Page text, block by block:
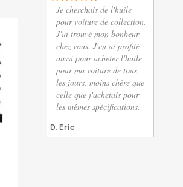
Je cherchais de l'huile
pour voiture de collection.
J'ai trouvé mon bonheur
chez vous. J'en ai profité
aussi pour acheter l'huile
pour ma voiture de tous
les jours, moins chère que
celle que j'achetais pour
les mêmes spécifications.
D. Eric